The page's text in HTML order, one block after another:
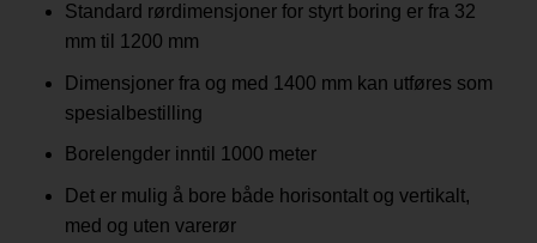
Standard rørdimensjoner for styrt boring er fra 32
mm til 1200 mm
Dimensjoner fra og med 1400 mm kan utføres som
spesialbestilling
Borelengder inntil 1000 meter
Det er mulig å bore både horisontalt og vertikalt,
med og uten varerør